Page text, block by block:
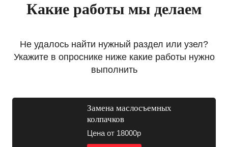
Какие работы мы делаем
Не удалось найти нужный раздел или узел?
Укажите в опроснике ниже какие работы нужно
выполнить
Замена маслосъемных
колпачков
Цена от 18000р